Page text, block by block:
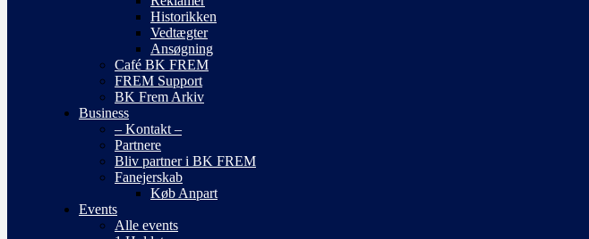
Historikken
Vedtægter
Ansøgning
Café BK FREM
FREM Support
BK Frem Arkiv
Business
– Kontakt –
Partnere
Bliv partner i BK FREM
Fanejerskab
Køb Anpart
Events
Alle events